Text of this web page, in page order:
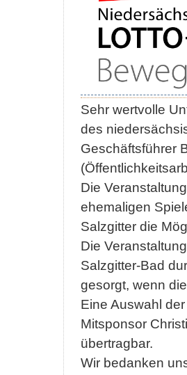
Sehr wertvolle
des
Geschäftsführer
Die
ehemaligen
Salzgitter die
Die
Salzgitter-Bad
gesorgt, wenn
Eine Auswahl
Mitsponsor
übertragbar.
Wir bedanken